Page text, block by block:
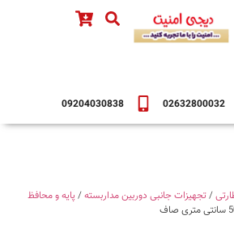
02632800032
09204030838
/تجهیزات جانبی دوربین مداربسته/پایه و محافظ